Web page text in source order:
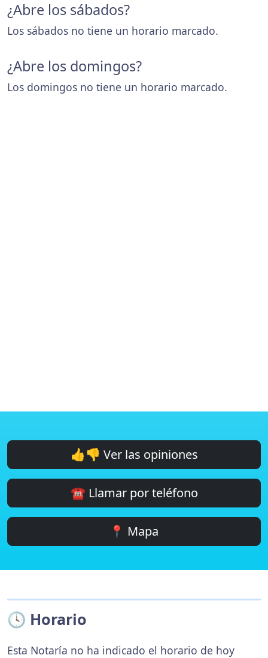
¿Abre los sábados?
Los sábados no tiene un horario marcado.
¿Abre los domingos?
Los domingos no tiene un horario marcado.
👍👎 Ver las opiniones
☎️ Llamar por teléfono
📍 Mapa
🕓 Horario
Esta Notaría no ha indicado el horario de hoy